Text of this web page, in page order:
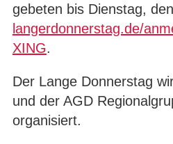
gebeten bis Dienstag,
langerdonnerstag.de/
XING.
Der Lange Donnerstag
und der AGD
organisiert.